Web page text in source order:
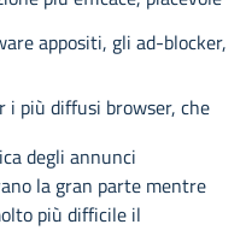
appositi, gli ad-blocker,
i più diffusi browser, che
degli annunci
la gran parte mentre
più difficile il